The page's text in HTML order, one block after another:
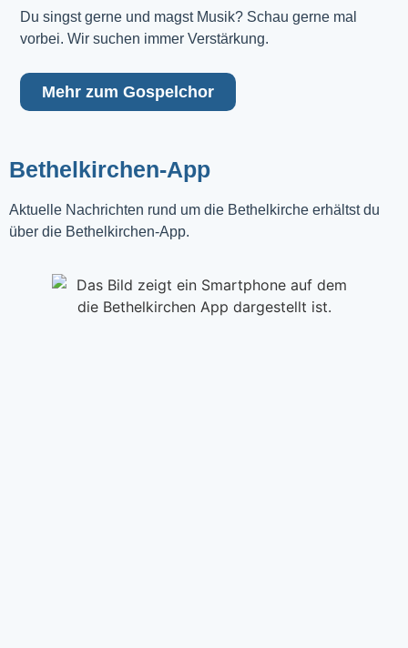
Du singst gerne und magst Musik? Schau gerne mal
vorbei. Wir suchen immer Verstärkung.
Mehr zum Gospelchor
Bethelkirchen-App
Aktuelle Nachrichten rund um die Bethelkirche erhältst du
über die Bethelkirchen-App.